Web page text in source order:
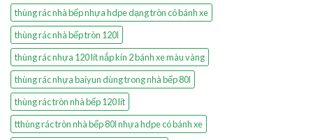
thùng rác nhà bếp nhựa hdpe dạng tròn có bánh xe
thùng rác nhà bếp tròn 120l
thùng rác nhựa 120 lít nắp kín 2 bánh xe màu vàng
thùng rác nhựa baiyun dùng trong nhà bếp 80l
thùng rác tròn nhà bếp 120 lít
tthùng rác tròn nhà bếp 80l nhựa hdpe có bánh xe